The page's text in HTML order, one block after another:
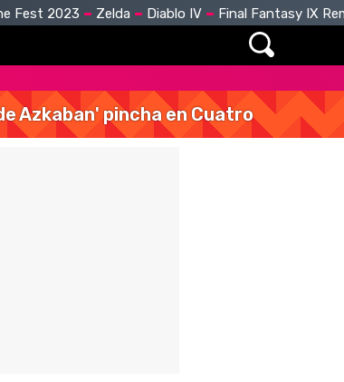
Fest 2023 Zelda Diablo IV Final Fantasy IX
Azkaban' pincha en Cuatro